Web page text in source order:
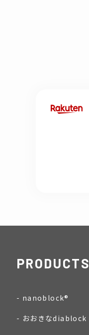
PRODUCTS
nanoblock®
おおきなdiablock